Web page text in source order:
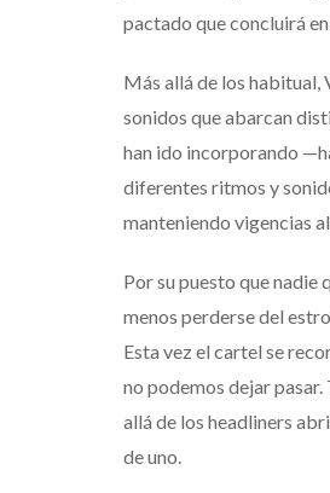
pactado que concluirá
Más allá de los habitual,
sonidos que abarcan
han ido incorporando
diferentes ritmos y
manteniendo vigencias
Por su puesto que nadie
menos perderse del
Esta vez el cartel se
no podemos dejar pasar.
allá de los headliners
de uno.